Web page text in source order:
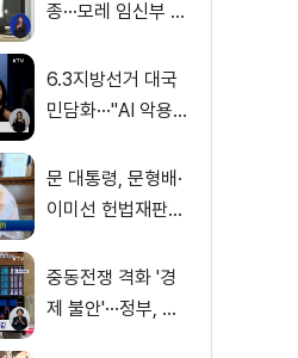
종···모레 임신부 사
6.3지방선거 대국
민담화···"AI 악용
문 대통령, 문형배·
이미선 헌법재판관
중동전쟁 격화 '경
제 불안'···정부, 금